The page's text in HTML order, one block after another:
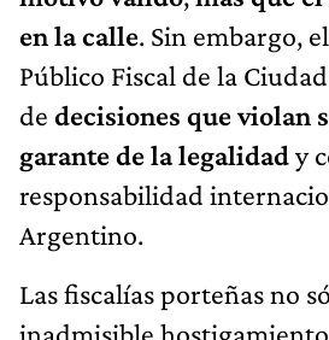
en la calle. Sin embargo,
Público Fiscal de la
de decisiones que violan
garante de la legalidady
responsabilidad
Argentino.
Las fiscalías porteñas no